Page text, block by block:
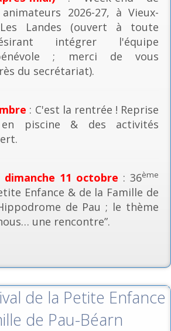
2026-27, à Vieux-
Landes (ouvert à toute
intégrer l'équipe
; merci de vous
du secrétariat).
: C'est la rentrée ! Reprise
piscine & des activités
11 octobre : 36ème
Enfance & de la Famille de
de Pau ; le thème
une rencontre”.
de la Petite Enfance
de Pau-Béarn